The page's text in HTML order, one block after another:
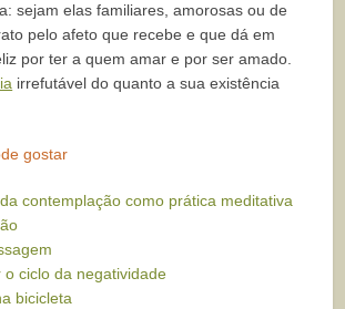
sejam elas familiares, amorosas ou de
pelo afeto que recebe e que dá em
por ter a quem amar e por ser amado.
irrefutável do quanto a sua existência
gostar
contemplação como prática meditativa
o ciclo da negatividade
bicicleta